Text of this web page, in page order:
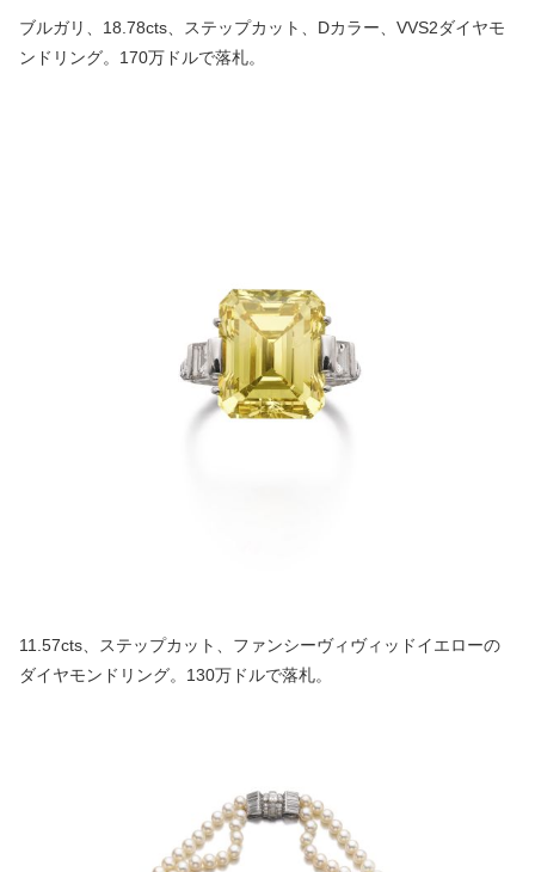
ブルガリ、18.78cts、ステップカット、Dカラー、VVS2ダイヤモ
ンドリング。170万ドルで落札。
11.57cts、ステップカット、ファンシーヴィヴィッドイエローの
ダイヤモンドリング。130万ドルで落札。